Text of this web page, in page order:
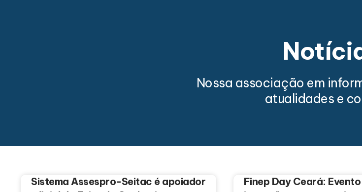
Nossa associação em
atualidades e
Sistema Assespro-Seitac é apoiador
Finep Day Ceará: